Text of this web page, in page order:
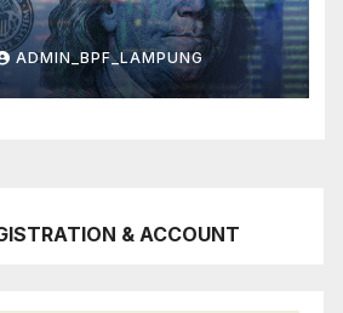
ADMIN_BPF_LAMPUNG
& ACCOUNT